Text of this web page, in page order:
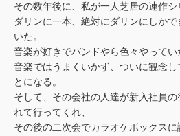
その数年後に、私が一人芝居の連作シ
ダリンに一本、絶対にダリンにしか
いた。
音楽が好きでバンドやら色々やってい
音楽ではうまくいかず、ついに観念
とになる。
そして、その会社の人達が新入社員
れて行ってくれ、
その後の二次会でカラオケボックスに